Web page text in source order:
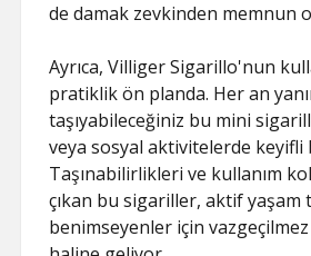
de damak zevkinden memnun
Ayrıca, Villiger Sigarillo'nun
pratiklik ön planda. Her an
taşıyabileceğiniz bu mini
veya sosyal aktivitelerde keyifli
Taşınabilirlikleri ve kullanım
çıkan bu sigariller, aktif yaşam
benimseyenler için